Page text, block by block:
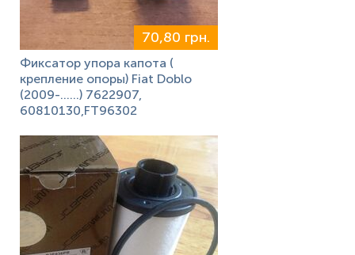
70,80 грн.
Фиксатор упора капота (
крепление опоры) Fiat Doblo
(2009-……) 7622907,
60810130,FT96302